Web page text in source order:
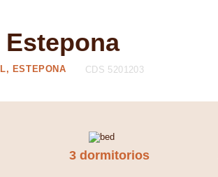
ESTEPONA CDS 5201203
3 dormitorios